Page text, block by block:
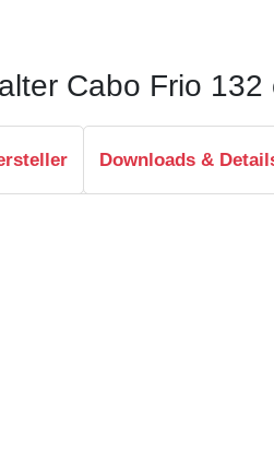
Cabo Frio 132
Downloads &